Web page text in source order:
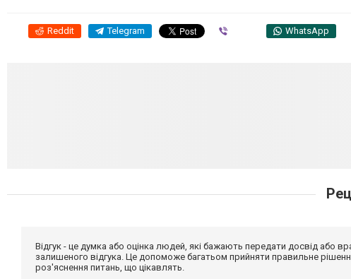
Reddit Telegram WhatsApp
Відгук - це думка або оцінка людей, які бажають передати досвід або
залишеного відгука. Це допоможе багатьом прийняти правильне
роз'яснення питань, що цікавлять.